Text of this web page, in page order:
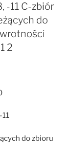
-11 C-zbiór
do
2
do zbioru